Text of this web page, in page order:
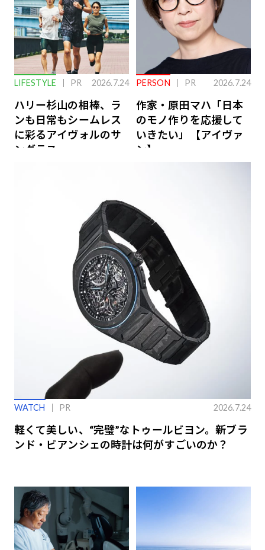
LIFESTYLE PR 2026.7.24
ハリー杉山の相棒、ラ
ンも日常もシームレス
に彩るアイヴォルのサ
ングラス
PERSON PR 2026.7.24
作家・原田マハ「日本
のモノ作りを応援して
いきたい」【アイヴァ
ン】
WATCH PR 2026.7.24
軽くて美しい、“完璧”なトゥールビヨン。新ブラ
ンド・ビアンシェの時計は何がすごいのか？